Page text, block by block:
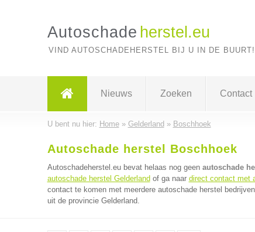
Autoschade herstel.eu
VIND AUTOSCHADEHERSTEL BIJ U IN DE BUURT!
Nieuws Zoeken Contact
U bent nu hier: Home» Gelderland » Boschhoek
Autoschade herstel Boschhoek
Autoschadeherstel.eu bevat helaas nog geen autoschade
autoschade herstel Gelderland of ga naar direct contact met
contact te komen met meerdere autoschade herstel
uit de provincie Gelderland.